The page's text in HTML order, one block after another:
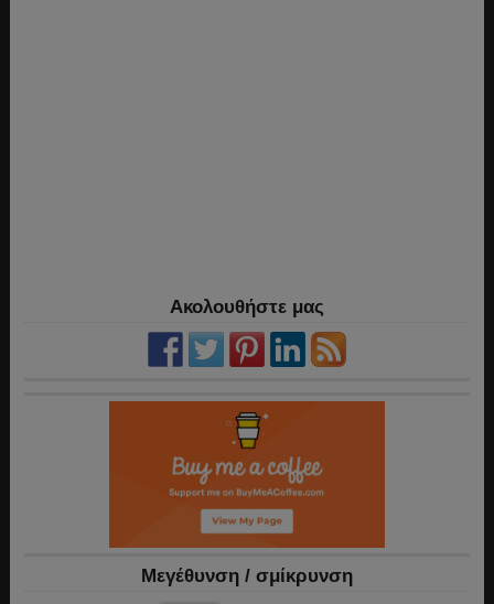
Ακολουθήστε μας
Mεγέθυνση / σμίκρυνση